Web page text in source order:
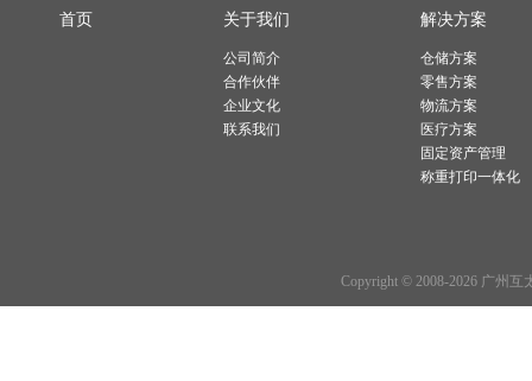
首页 关于我们
公司简介
合作伙伴
企业文化
联系我们
解决方案
仓储方案
零售方案
物流方案
医疗方案
固定资产管理
称重打印一体化
Copyright © 2008-2026 广州互